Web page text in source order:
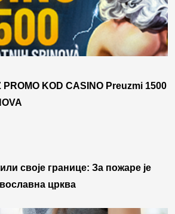
PROMO KOD CASINO Preuzmi 1500
своје границе: За пожаре је
црква